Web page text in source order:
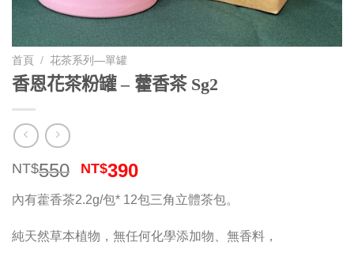
首頁 / 花茶系列—單罐
香恩花茶粉罐 – 藿香茶 Sg2
NT$550 原
價
格：
NT$550。
NT$390目
前
價
格：
NT$390。
內有藿香茶2.2g/包* 12包三角立體茶包。
純天然草本植物，無任何化學添加物、無香料，